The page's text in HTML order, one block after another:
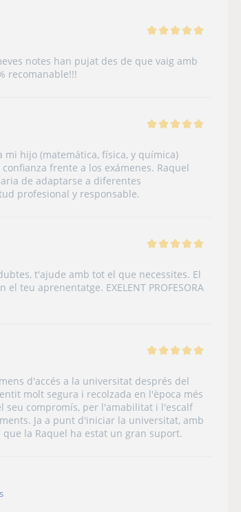
notes han pujat des de que vaig amb
recomanable!!!
mi hijo (matemática, física, y química)
frente a los exámenes. Raquel
de adaptarse a diferentes
profesional y responsable.
t'ajude amb tot el que necessites. El
teu aprenentatge. EXELENT PROFESORA
d'accés a la universitat després del
molt segura i recolzada en l'època més
seu compromís, per l'amabilitat i l'escalf
Ja a punt d'iniciar la universitat, amb
la Raquel ha estat un gran suport.